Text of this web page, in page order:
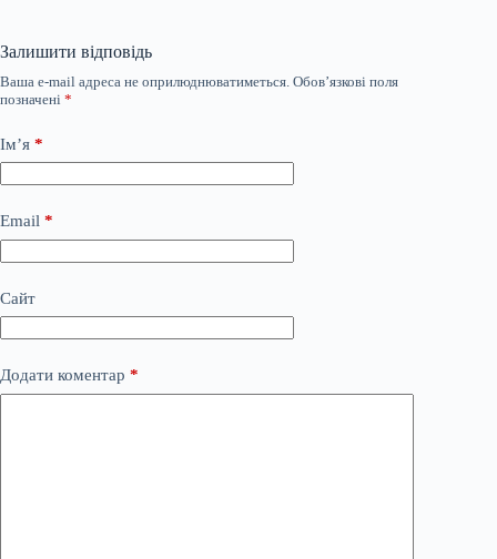
Залишити відповідь
Ваша e-mail адреса не оприлюднюватиметься. Обов’язкові поля
позначені *
Ім’я *
Email *
Сайт
Додати коментар *